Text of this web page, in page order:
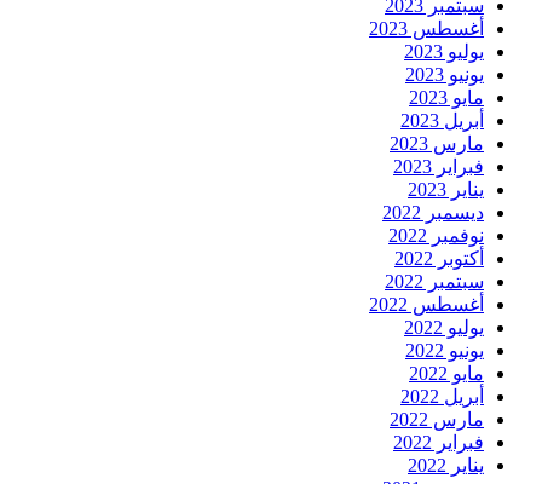
سبتمبر 2023
أغسطس 2023
يوليو 2023
يونيو 2023
مايو 2023
أبريل 2023
مارس 2023
فبراير 2023
يناير 2023
ديسمبر 2022
نوفمبر 2022
أكتوبر 2022
سبتمبر 2022
أغسطس 2022
يوليو 2022
يونيو 2022
مايو 2022
أبريل 2022
مارس 2022
فبراير 2022
يناير 2022